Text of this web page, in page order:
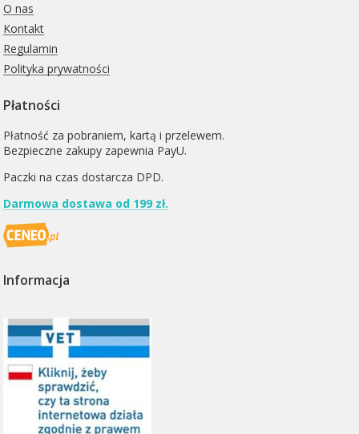
O nas
Kontakt
Regulamin
Polityka prywatności
Płatności
Płatność za pobraniem, kartą i przelewem.
Bezpieczne zakupy zapewnia PayU.
Paczki na czas dostarcza DPD.
Darmowa dostawa od 199 zł.
Informacja